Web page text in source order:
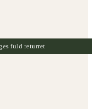
fuld returret